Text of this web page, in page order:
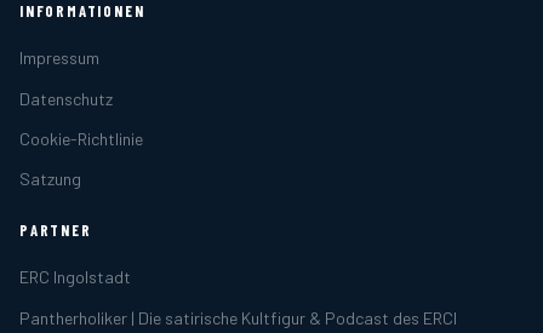
INFORMATIONEN
Impressum
Datenschutz
Cookie-Richtlinie
Satzung
PARTNER
ERC Ingolstadt
Pantherholiker | Die satirische Kultfigur & Podcast des ERCI